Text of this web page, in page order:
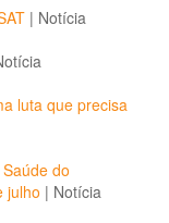
| Notícia
luta que precisa
do
julho | Notícia